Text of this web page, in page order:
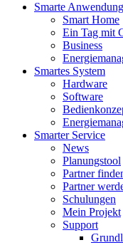
Smarte
Smart Home
Ein Tag mit
Business
Smartes System
Hardware
Software
Smarter Service
News
Planungstool
Partner
Partner
Schulungen
Mein Projekt
Support